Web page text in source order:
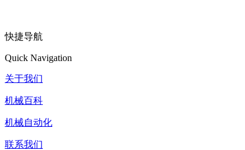
快捷导航
Quick Navigation
关于我们
机械百科
机械自动化
联系我们